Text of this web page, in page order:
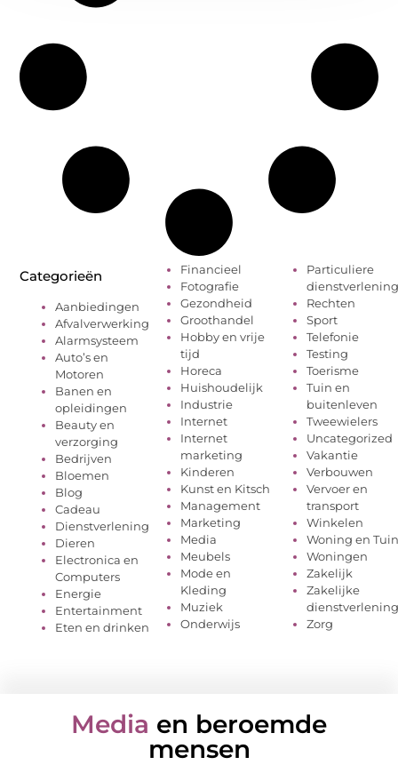
Categorieën
Aanbiedingen
Afvalverwerking
Alarmsysteem
Auto’s en
Motoren
Banen en
opleidingen
Beauty en
verzorging
Bedrijven
Bloemen
Blog
Cadeau
Dienstverlening
Dieren
Electronica en
Computers
Energie
Entertainment
Eten en drinken
Financieel
Fotografie
Gezondheid
Groothandel
Hobby en vrije
tijd
Horeca
Huishoudelijk
Industrie
Internet
Internet
marketing
Kinderen
Kunst en Kitsch
Management
Marketing
Media
Meubels
Mode en
Kleding
Muziek
Onderwijs
Particuliere
dienstverlening
Rechten
Sport
Telefonie
Testing
Toerisme
Tuin en
buitenleven
Tweewielers
Uncategorized
Vakantie
Verbouwen
Vervoer en
transport
Winkelen
Woning en Tuin
Woningen
Zakelijk
Zakelijke
dienstverlening
Zorg
Media en beroemde
mensen